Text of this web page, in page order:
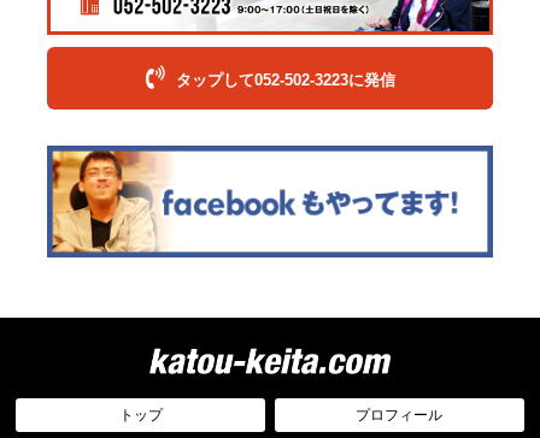
タップして052-502-3223に発信
トップ プロフィール